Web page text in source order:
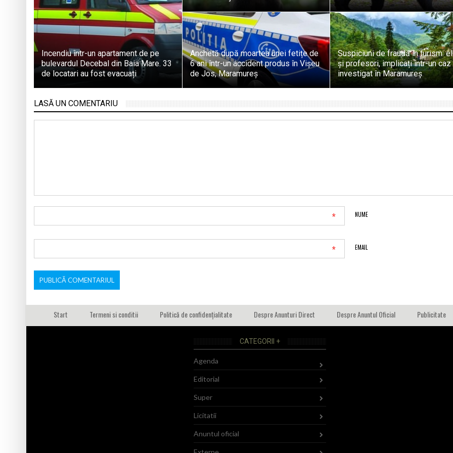
Incendiu într-un apartament de pe
bulevardul Decebal din Baia Mare. 33
de locatari au fost evacuați
Anchetă după moartea unei fetițe de
6 ani într-un accident produs în Vișeu
de Jos, Maramureș
Suspiciuni de fraudă în turism:
și profesori, implicați într-un caz
investigat în Maramureș
LASĂ UN COMENTARIU
NUME
*
EMAIL
*
Start Termeni si conditii Politică de confidențialitate Despre Anunturi Direct Despre Anuntul Oficial Publicitate
CATEGORII +
Agenda
Editorial
Super
Licitatii
Anuntul oficial